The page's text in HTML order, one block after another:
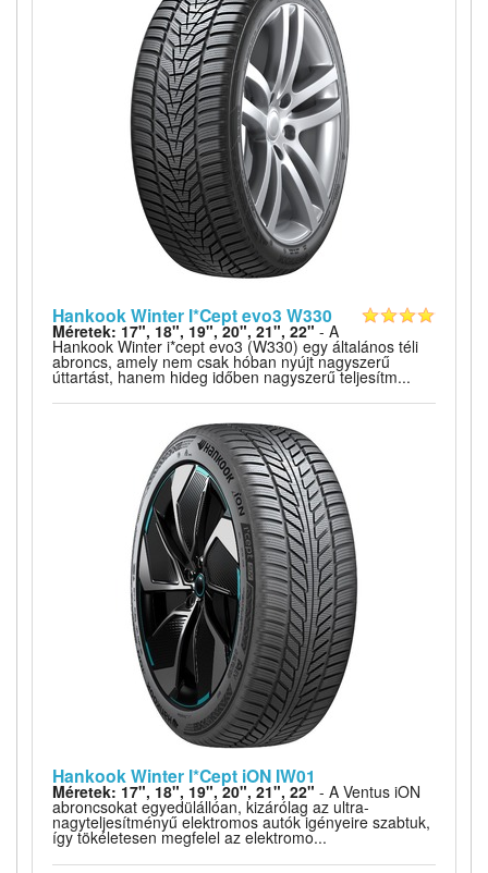
Hankook Winter I*Cept evo3 W330
Méretek: 17", 18", 19", 20", 21", 22" - A
Hankook Winter i*cept evo3 (W330) egy általános téli
abroncs, amely nem csak hóban nyújt nagyszerű
úttartást, hanem hideg időben nagyszerű teljesítm...
Hankook Winter I*Cept iON IW01
Méretek: 17", 18", 19", 20", 21", 22" - A Ventus iON
abroncsokat egyedülállóan, kizárólag az ultra-
nagyteljesítményű elektromos autók igényeire szabtuk,
így tökéletesen megfelel az elektromo...